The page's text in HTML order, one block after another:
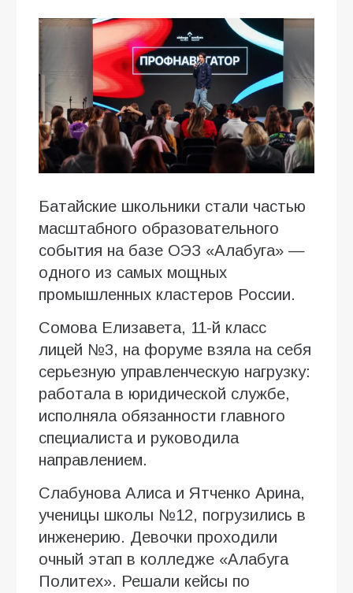
Батайские школьники стали частью
масштабного образовательного
события на базе ОЭЗ «Алабуга» —
одного из самых мощных
промышленных кластеров России.
Сомова Елизавета, 11-й класс
лицей №3, на форуме взяла на себя
серьезную управленческую нагрузку:
работала в юридической службе,
исполняла обязанности главного
специалиста и руководила
направлением.
Слабунова Алиса и Ятченко Арина,
ученицы школы №12, погрузились в
инженерию. Девочки проходили
очный этап в колледже «Алабуга
Политех». Решали кейсы по